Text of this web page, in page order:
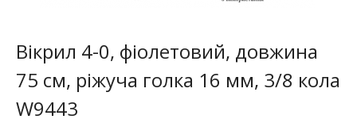
Вікрил 4-0, фіолетовий, довжина
75 см, ріжуча голка 16 мм, 3/8 кола
W9443